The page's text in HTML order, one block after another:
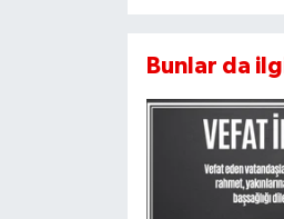
Bunlar da